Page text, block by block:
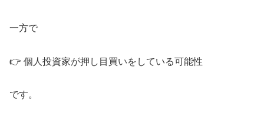
一方で
👉 個人投資家が押し目買いをしている可能性
です。